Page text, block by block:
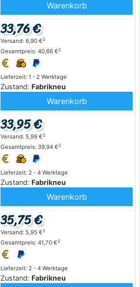
Warenkorb
Lieferzeit: 1 - 2 Werktage
Zustand: Fabrikneu
33,76 €
Versand: 6,90 €2
Gesamtpreis: 40,66 €2
Warenkorb
Lieferzeit: 2 - 4 Werktage
Zustand: Fabrikneu
33,95 €
Versand: 5,99 €2
Gesamtpreis: 39,94 €2
Warenkorb
Lieferzeit: 2 - 4 Werktage
Zustand: Fabrikneu
35,75 €
Versand: 5,95 €2
Gesamtpreis: 41,70 €2